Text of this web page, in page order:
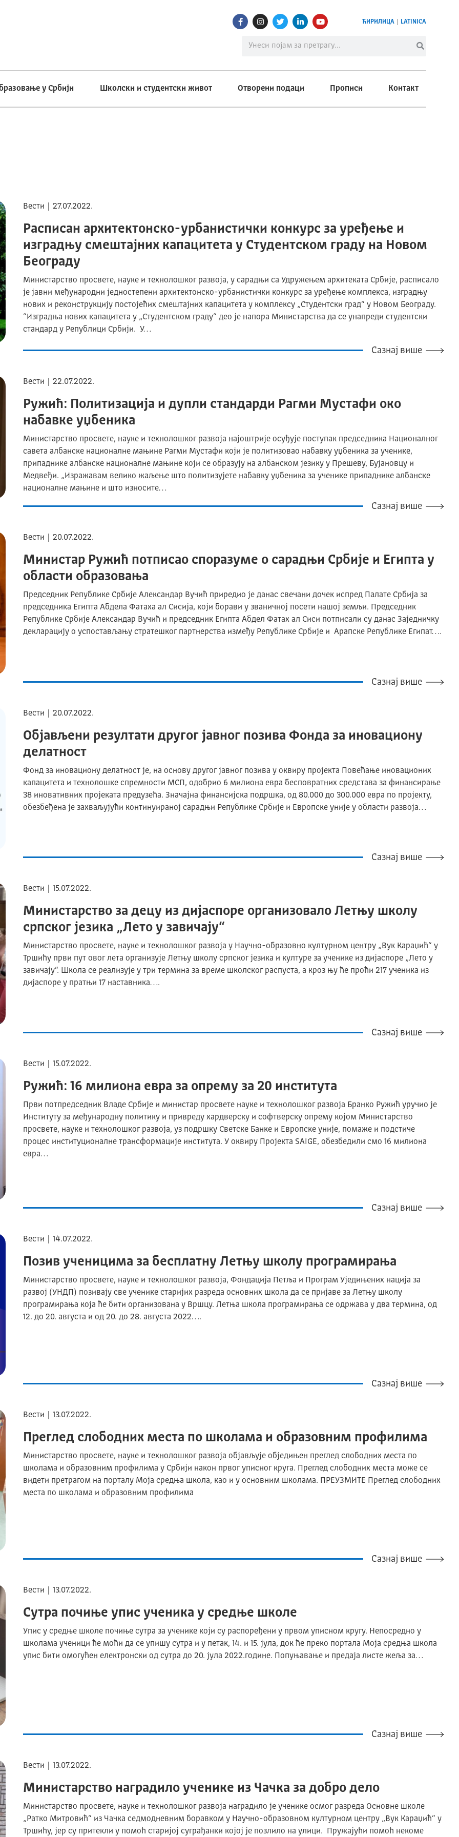
ЋИРИЛИЦА LATINICA
у Србији Школски и студентски живот Отворени подаци Прописи Контакт
Вести | 27.07.2022.
Расписан архитектонско-урбанистички конкурс за уређење и
изградњу смештајних капацитета у Студентском граду на Новом
Београду
Министарство просвете, науке и технолошког развоја, у сарадњи са Удружењем архитеката Србије, расписало
је јавни међународни једностепени архитектонско-урбанистички конкурс за уређење комплекса, изградњу
нових и реконструкцију постојећих смештајних капацитета у комплексу „Студентски град“ у Новом Београду.
“Изградња нових капацитета у „Студентском граду“ део је напора Министарства да се унапреди студентски
стандард у Републици Србији. У…
Сазнај више
Вести | 22.07.2022.
Ружић: Политизација и дупли стандарди Рагми Мустафи око
набавке уџбеника
Министарство просвете, науке и технолошког развоја најоштрије осуђује поступак председника Националног
савета албанске националне мањине Рагми Мустафи који је политизовао набавку уџбеника за ученике,
припаднике албанске националне мањине који се образују на албанском језику у Прешеву, Бујановцу и
Медвеђи. „Изражавам велико жаљење што политизујете набавку уџбеника за ученике припаднике албанске
националне мањине и што износите…
Сазнај више
Вести | 20.07.2022.
Министар Ружић потписао споразуме o сарадњи Србије и Египта у
области образовања
Председник Републике Србије Александар Вучић приредио је данас свечани дочек испред Палате Србија за
председника Египта Абдела Фатаха ал Сисија, који борави у званичној посети нашој земљи. Председник
Републике Србије Александар Вучић и председник Египта Абдел Фатах ал Сиси потписали су данас Заједничку
декларацију о успостављању стратешког партнерства између Рeпублике Србије и Арапске Републике Египат….
Сазнај више
Вести | 20.07.2022.
Објављени резултати другог јавног позива Фонда за иновациону
делатност
Фонд за иновациону делатност је, на основу другог јавног позива у оквиру пројекта Повећање иновационих
капацитета и технолошке спремности МСП, одобрио 6 милиона евра бесповратних средстава за финансирање
38 иновативних пројеката предузећа. Значајна финансијска подршка, од 80.000 до 300.000 евра по пројекту,
обезбеђена је захваљујући континуираној сарадњи Републике Србије и Европске уније у области развоја…
Сазнај више
Вести | 15.07.2022.
Министарство за децу из дијаспоре организовало Летњу школу
српског језика „Лето у завичају“
Министарство просвете, науке и технолошког развоја у Научно-образовно културном центру „Вук Kараџић“ у
Тршићу први пут овог лета организује Летњу школу српског језика и културе за ученике из дијаспоре „Лето у
завичају“. Школа се реализује у три термина за време школског распуста, а кроз њу ће проћи 217 ученика из
дијаспоре у пратњи 17 наставника….
Сазнај више
Вести | 15.07.2022.
Ружић: 16 милиона евра за опрему за 20 института
Први потпредседник Владе Србије и министар просвете науке и технолошког развоја Бранко Ружић уручио је
Институту за међународну политику и привреду хардверску и софтверску опрему којом Министарство
просвете, науке и технолошког развоја, уз подршку Светске Банке и Европске уније, помаже и подстиче
процес институционалне трансформације института. У оквиру Пројекта SAIGE, обезбедили смо 16 милиона
евра…
Сазнај више
Вести | 14.07.2022.
Позив ученицима за бесплатну Летњу школу програмирања
Министарство просвете, науке и технолошког развоја, Фондација Петља и Програм Уједињених нација за
развој (УНДП) позивају све ученике старијих разреда основних школа да се пријаве за Летњу школу
програмирања која ће бити организована у Вршцу. Летња школа програмирања се одржава у два термина, од
12. до 20. августа и од 20. до 28. августа 2022….
Сазнај више
Вести | 13.07.2022.
Преглед слободних места по школама и образовним профилима
Министарство просвете, науке и технолошког развоја објављује обједињен преглед слободних места по
школама и образовним профилима у Србији након првог уписног круга. Преглед слободних места може се
видети претрагом на порталу Моја средња школа, као и у основним школама. ПРЕУЗМИТЕ Преглед слободних
места по школама и образовним профилима
Сазнај више
Вести | 13.07.2022.
Сутра почиње упис ученика у средње школе
Упис у средње школе почиње сутра за ученике који су распоређени у првом уписном кругу. Непосредно у
школама ученици ће моћи да се упишу сутра и у петак, 14. и 15. јула, док ће преко портала Моја средња школа
упис бити омогућен електронски од сутра до 20. јула 2022.године. Попуњавање и предаја листе жеља за…
Сазнај више
Вести | 13.07.2022.
Министарство наградило ученике из Чачка за добро дело
Министарство просвете, науке и технолошког развоја наградило је ученике осмог разреда Основне школе
„Ратко Митровић“ из Чачка седмодневним боравком у Научно-образовном културном центру „Вук Караџић“ у
Тршићу, јер су притекли у помоћ старијој суграђанки којој је позлило на улици. Пружајући помоћ некоме